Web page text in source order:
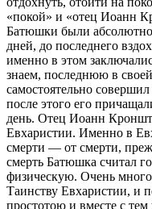
«покой» и «отец Иоанн
Батюшки были
дней, до последнего
именно в этом
знаем, последнюю в
самостоятельно
после этого его
день. Отец Иоанн
Евхаристии. Именно в
смерти — от смерти,
смерть Батюшка считал
физическую. Очень
Таинству Евхаристии, и
простотою и вместе с